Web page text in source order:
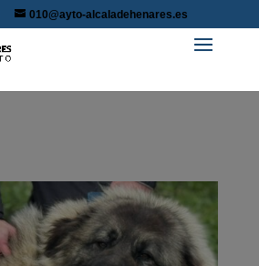
010@ayto-alcaladehenares.es